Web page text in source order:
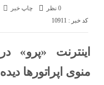
کد خبر : 10911
چاپ خبر 0 نظر
اینترنت «پرو» در
منوی اپراتورها دیده